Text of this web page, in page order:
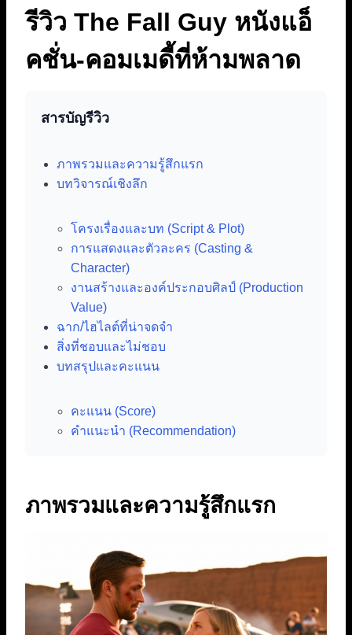
รีวิว The Fall Guy หนังแอ็
คชั่น-คอมเมดี้ที่ห้ามพลาด
สารบัญรีวิว
ภาพรวมและความรู้สึกแรก
บทวิจารณ์เชิงลึก
โครงเรื่องและบท (Script & Plot)
การแสดงและตัวละคร (Casting &
Character)
งานสร้างและองค์ประกอบศิลป์ (Production
Value)
ฉาก/ไฮไลต์ที่น่าจดจำ
สิ่งที่ชอบและไม่ชอบ
บทสรุปและคะแนน
คะแนน (Score)
คำแนะนำ (Recommendation)
ภาพรวมและความรู้สึกแรก